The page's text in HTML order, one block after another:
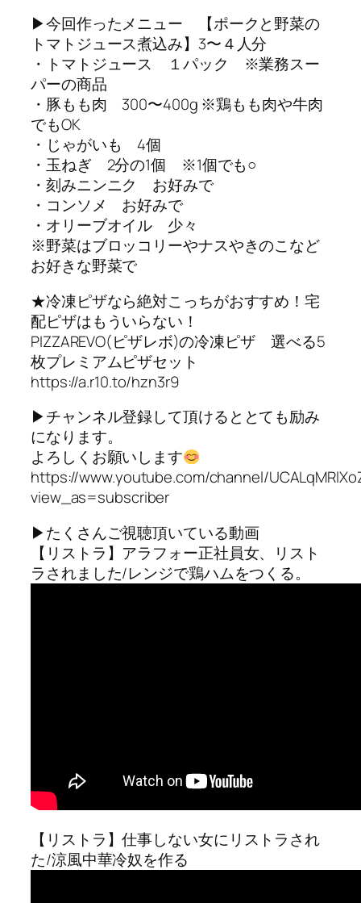
▶︎今回作ったメニュー 【ポークと野菜の
トマトジュース煮込み】3〜４人分
・トマトジュース １パック ※業務スー
パーの商品
・豚もも肉 300〜400g ※鶏もも肉や牛肉
でもOK
・じゃがいも 4個
・玉ねぎ 2分の1個 ※1個でも○
・刻みニンニク お好みで
・コンソメ お好みで
・オリーブオイル 少々
※野菜はブロッコリーやナスやきのこなど
お好きな野菜で
★冷凍ピザなら絶対こっちがおすすめ！宅
配ピザはもういらない！
PIZZAREVO(ピザレボ)の冷凍ピザ 選べる5
枚プレミアムピザセット
https://a.r10.to/hzn3r9
▶︎チャンネル登録して頂けるととても励み
になります。
よろしくお願いします
https://www.youtube.com/channel/
view_as=subscriber
▶︎たくさんご視聴頂いている動画
【リストラ】アラフォー正社員女、リスト
ラされました/レンジで鶏ハムをつくる。
【リストラ】仕事しない女にリストラされ
た/涼風中華冷奴を作る